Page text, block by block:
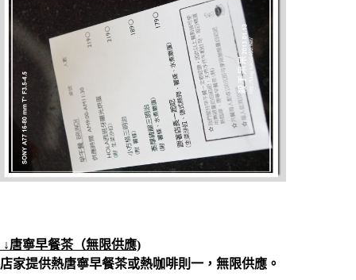
↓唐寧早餐茶（無限供應)
店家提供熱唐寧早餐茶或熱咖啡則一，無限供應。